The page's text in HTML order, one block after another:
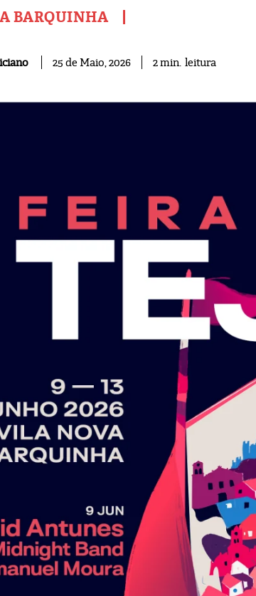
BARQUINHA
25 de Maio, 2026 2min. leitura